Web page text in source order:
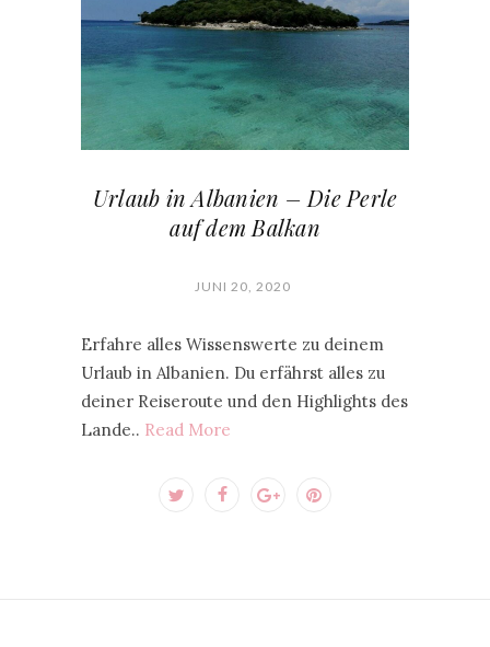
Urlaub in Albanien – Die Perle
auf dem Balkan
JUNI 20, 2020
Erfahre alles Wissenswerte zu deinem
Urlaub in Albanien. Du erfährst alles zu
deiner Reiseroute und den Highlights des
Lande.. Read More